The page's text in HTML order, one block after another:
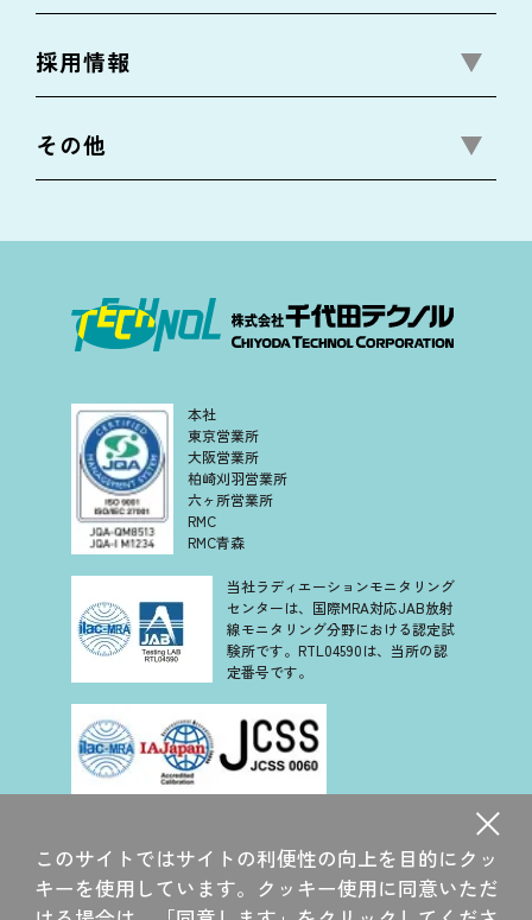
採用情報
その他
本社
東京営業所
大阪営業所
柏崎刈羽営業所
六ヶ所営業所
RMC
RMC青森
当社ラディエーションモニタリング
センターは、国際MRA対応JAB放射
線モニタリング分野における認定試
験所です。RTL04590は、当所の認
定番号です。
定されています。JCSS を運営している認定機関(IAJapan)
は、アジア太平洋認定協力機構(APAC)及び国際試験所認定協
力機構(ILAC)の相互承認に署名しています。
このサイトではサイトの利便性の向上を目的にクッ
キーを使用しています。クッキー使用に同意いただ